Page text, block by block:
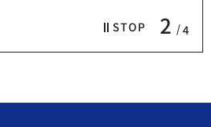
STOP 2 4